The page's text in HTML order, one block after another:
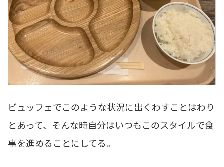
ビュッフェでこのような状況に出くわすことはわり
とあって、そんな時自分はいつもこのスタイルで食
事を進めることにしてる。